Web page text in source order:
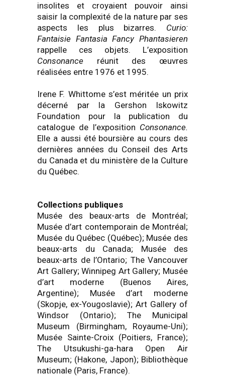
insolites et croyaient pouvoir ainsi
saisir la complexité de la nature par ses
aspects les plus bizarres. Curio:
Fantaisie Fantasia Fancy Phantasieren
rappelle ces objets. L’exposition
Consonance réunit des œuvres
réalisées entre 1976 et 1995.
Irene F. Whittome s’est méritée un prix
décerné par la Gershon Iskowitz
Foundation pour la publication du
catalogue de l’exposition Consonance.
Elle a aussi été boursière au cours des
dernières années du Conseil des Arts
du Canada et du ministère de la Culture
du Québec.
Collections publiques
Musée des beaux-arts de Montréal;
Musée d’art contemporain de Montréal;
Musée du Québec (Québec); Musée des
beaux-arts du Canada; Musée des
beaux-arts de l’Ontario; The Vancouver
Art Gallery; Winnipeg Art Gallery; Musée
d’art moderne (Buenos Aires,
Argentine); Musée d’art moderne
(Skopje, ex-Yougoslavie); Art Gallery of
Windsor (Ontario); The Municipal
Museum (Birmingham, Royaume-Uni);
Musée Sainte-Croix (Poitiers, France);
The Utsukushi-ga-hara Open Air
Museum; (Hakone, Japon); Bibliothèque
nationale (Paris, France).